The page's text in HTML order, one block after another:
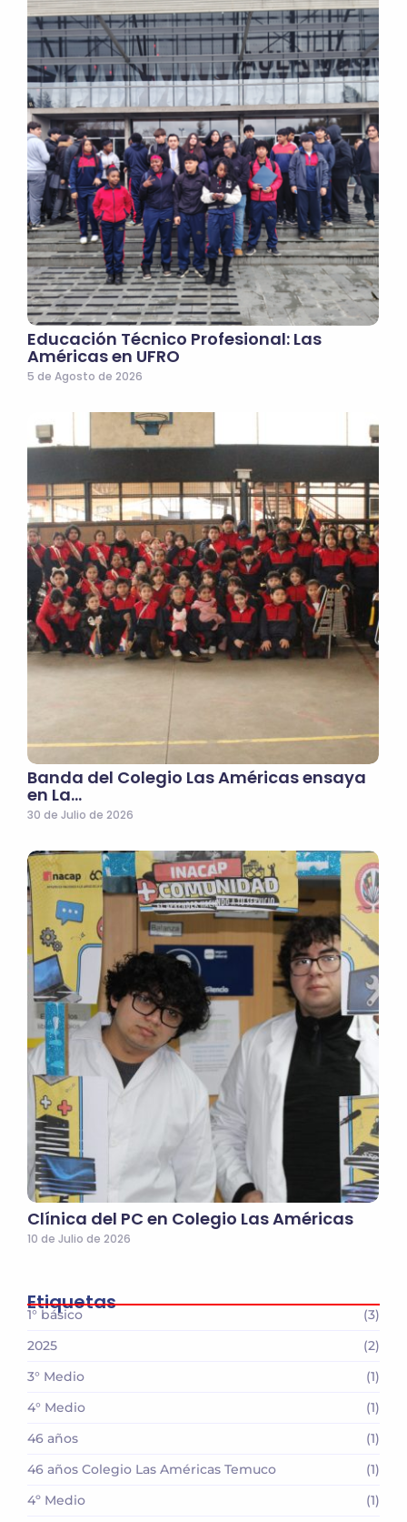
Educación Técnico Profesional: Las
Américas en UFRO
5 de Agosto de 2026
Banda del Colegio Las Américas ensaya
en La…
30 de Julio de 2026
Clínica del PC en Colegio Las Américas
10 de Julio de 2026
Etiquetas
1° básico
(3)
2025
(2)
3° Medio
(1)
4° Medio
(1)
46 años
(1)
46 años Colegio Las Américas Temuco
(1)
4º Medio
(1)